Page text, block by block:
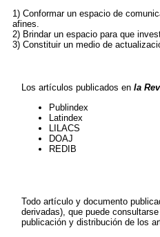
1) Conformar un espacio de
afines.
2) Brindar un espacio para que
3) Constituir un medio de
Los artículos publicados en la
Publindex
Latindex
LILACS
DOAJ
REDIB
Todo artículo y documento
derivadas), que puede
publicación y distribución de los